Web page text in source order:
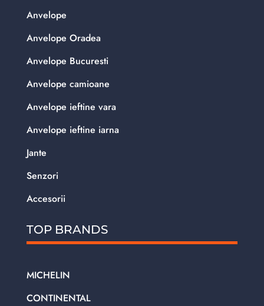
Anvelope
Anvelope Oradea
Anvelope Bucuresti
Anvelope camioane
Anvelope ieftine vara
Anvelope ieftine iarna
Jante
Senzori
Accesorii
TOP BRANDS
MICHELIN
CONTINENTAL